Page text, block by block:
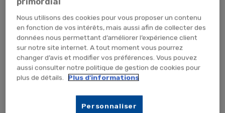
L’heure est grave, si vous venez de découvrir des
punaises de lit au sein de votre logement. En effet, elles
s’introduisent chez vous aussi vite que l’éclair et vous
mènent la vie dure. Sachez, [...]
Nous utilisons des cookies pour vous proposer un contenu
en fonction de vos intérêts, mais aussi afin de collecter des
données nous permettant d’améliorer l’expérience client
sur notre site internet. A tout moment vous pourrez
changer d’avis et modifier vos préférences. Vous pouvez
aussi consulter notre politique de gestion de cookies pour
plus de détails.
Plus d'informations
Personnaliser